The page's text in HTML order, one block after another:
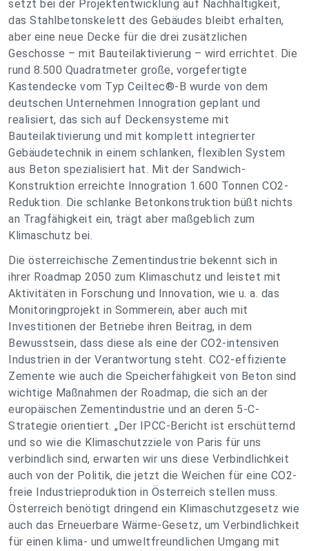
setzt bei der Projektentwicklung auf Nachhaltigkeit,
das Stahlbetonskelett des Gebäudes bleibt erhalten,
aber eine neue Decke für die drei zusätzlichen
Geschosse – mit Bauteilaktivierung – wird errichtet. Die
rund 8.500 Quadratmeter große, vorgefertigte
Kastendecke vom Typ Ceiltec®-B wurde von dem
deutschen Unternehmen Innogration geplant und
realisiert, das sich auf Deckensysteme mit
Bauteilaktivierung und mit komplett integrierter
Gebäudetechnik in einem schlanken, flexiblen System
aus Beton spezialisiert hat. Mit der Sandwich-
Konstruktion erreichte Innogration 1.600 Tonnen CO2-
Reduktion. Die schlanke Betonkonstruktion büßt nichts
an Tragfähigkeit ein, trägt aber maßgeblich zum
Klimaschutz bei.
Die österreichische Zementindustrie bekennt sich in
ihrer Roadmap 2050 zum Klimaschutz und leistet mit
Aktivitäten in Forschung und Innovation, wie u. a. das
Monitoringprojekt in Sommerein, aber auch mit
Investitionen der Betriebe ihren Beitrag, in dem
Bewusstsein, dass diese als eine der CO2-intensiven
Industrien in der Verantwortung steht. CO2-effiziente
Zemente wie auch die Speicherfähigkeit von Beton sind
wichtige Maßnahmen der Roadmap, die sich an der
europäischen Zementindustrie und an deren 5-C-
Strategie orientiert. „Der IPCC-Bericht ist erschütternd
und so wie die Klimaschutzziele von Paris für uns
verbindlich sind, erwarten wir uns diese Verbindlichkeit
auch von der Politik, die jetzt die Weichen für eine CO2-
freie Industrieproduktion in Österreich stellen muss.
Österreich benötigt dringend ein Klimaschutzgesetz wie
auch das Erneuerbare Wärme-Gesetz, um Verbindlichkeit
für einen klima- und umweltfreundlichen Umgang mit